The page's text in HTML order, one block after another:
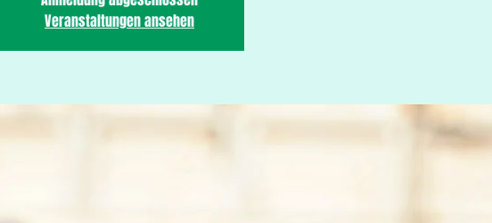
Veranstaltungen ansehen